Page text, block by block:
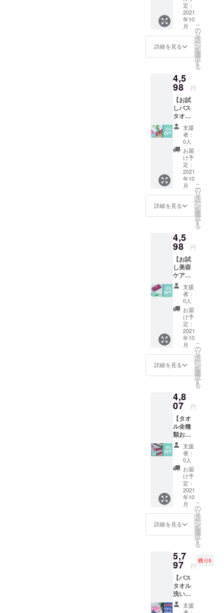
ンの色
は2色か
らお選
びいた
だけま
す。 ※
材の供
給状
況、製
造工程
上の都
合等に
より出
荷時期
が遅れ
る場合
があり
ます。
フェイ
スタオ
ル×１
ヘアケ
アタオ
ル×1 ・
正規価
格5060
（税・
送料込
み）
→【早
割
10％OF
F】
4554円
（税・
送料込
み） ※
各タオ
ルの色
は2色か
らお選
びいた
だけま
使用部
材の供
給状
況、製
造工程
上の都
合等に
より出
荷時期
が遅れ
る場合
があり
ます。
定：
2021
年10
月
詳細を見る
こ
の
リ
タ
ー
ン
を
選
択
す
る
4,5
98 円
【お試
しバス
タオル2
枚セッ
ト】 ・
バスタ
オル×2
枚 ・正
規価格
4840円
（税・
送料込
み）
→【5％
OFF】
4598 円
送料込
み） ※
バスタ
オルの
色は2色
からお
選びい
ただけ
ます。
※ご注文
状況、
使用部
材の供
給状
況、製
造工程
上の都
が遅れ
る場合
があり
ます。
支援
者：
0人
お届
け予
定：
2021
年10
月
詳細を見る
こ
の
リ
タ
ー
ン
を
選
択
す
る
4,5
98 円
【お試
し美容
ケア
セッ
ト】 ・
ヘアケ
アタオ
ル×2
ターバ
ン×１
・正規
価格
4840円
（税・
送料込
み）
OFF】
4598円
（税・
送料込
み） ※
ヘアケ
アタオ
ルと
ターバ
ンの色
は2色か
らお選
びいた
だけま
す。
※ご
注文状
状況、
製造工
程上の
都合等
により
出荷時
期が遅
支援
者：
0人
お届
け予
定：
2021
年10
月
詳細を見る
こ
の
リ
タ
ー
ン
を
選
択
す
る
4,8
07 円
【タオ
ル全種
類お試
しセッ
ト】 ・
バスタ
オル×
１
フェイ
スタオ
ル×１
ヘアケ
アタオ
ル×1 ・
正規価
格5060
（税・
送料込
み）
→【5％
OFF】
4807 円
（税・
送料込
支援
者：
0人
お届
け予
定：
2021
年10
月
詳細を見る
こ
の
リ
タ
ー
ン
を
選
択
す
る
5,7
97 円
残り5
【バス
タオル
洗い替
えセッ
ト】 ・
支援